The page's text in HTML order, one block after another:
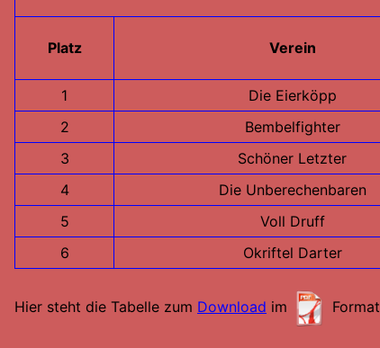
Platz Verein
1
Die Eierköpp
2
Bembelfighter
3
Schöner Letzter
4
Die Unberechenbaren
5
Voll Druff
6
Okriftel Darter
Hier steht die Tabelle zum Download im